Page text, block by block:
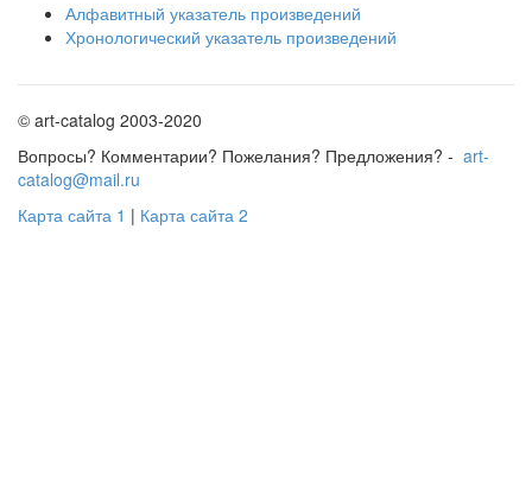
Алфавитный указатель произведений
Хронологический указатель произведений
© art-catalog 2003-2020
Вопросы? Комментарии? Пожелания? Предложения? - art-
catalog@mail.ru
Карта сайта 1 | Карта сайта 2